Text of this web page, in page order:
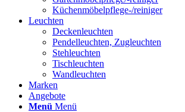
Küchenmöbelpflege-/reiniger
Leuchten
Deckenleuchten
Pendelleuchten, Zugleuchten
Stehleuchten
Tischleuchten
Wandleuchten
Marken
Angebote
Menü Menü